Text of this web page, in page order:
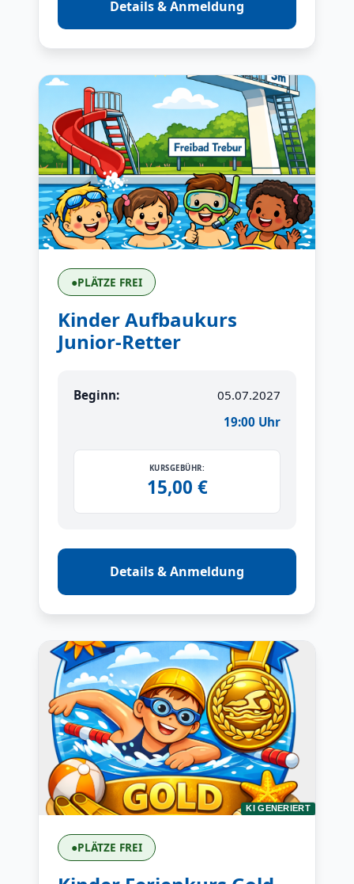
Details & Anmeldung
●PLÄTZE FREI
Kinder Aufbaukurs
Junior-Retter
Beginn:
05.07.2027
19:00 Uhr
KURSGEBÜHR:
15,00 €
Details & Anmeldung
KI GENERIERT
●PLÄTZE FREI